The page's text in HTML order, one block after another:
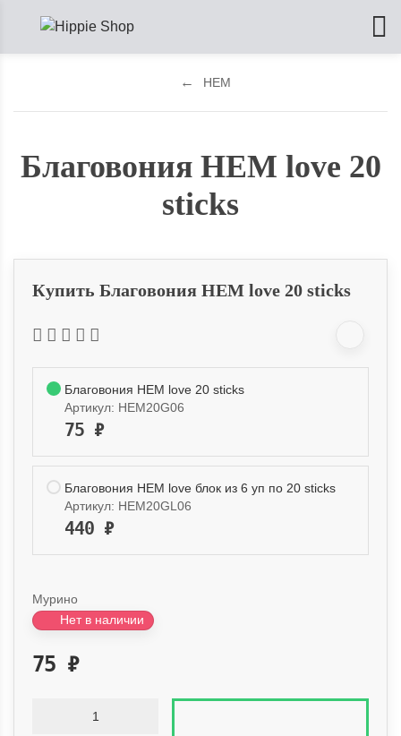
HEM
Благовония HEM love 20
sticks
Купить Благовония HEM love 20 sticks
Благовония HEM love 20 sticks
Артикул: HEM20G06
75 ₽
Благовония HEM love блок из 6 уп по 20 sticks
Артикул: HEM20GL06
440 ₽
Мурино
Нет в наличии
75 ₽